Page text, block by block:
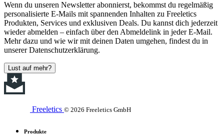
Wenn du unseren Newsletter abonnierst, bekommst du regelmäßig
personalisierte E-Mails mit spannenden Inhalten zu Freeletics
Produkten, Services und exklusiven Deals. Du kannst dich jederzeit
wieder abmelden – einfach über den Abmeldelink in jeder E-Mail.
Mehr dazu und wie wir mit deinen Daten umgehen, findest du in
unserer Datenschutzerklärung.
Lust auf mehr?
Freeletics © 2026 Freeletics GmbH
Produkte